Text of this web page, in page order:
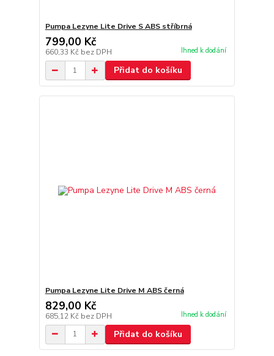
Pumpa Lezyne Lite Drive S ABS stříbrná
799,00 Kč
660,33 Kč bez DPH Ihned k dodání
Přidat do košíku
Pumpa Lezyne Lite Drive M ABS černá
829,00 Kč
685,12 Kč bez DPH Ihned k dodání
Přidat do košíku